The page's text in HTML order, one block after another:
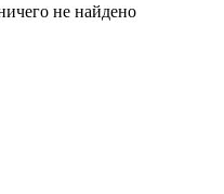
не найдено